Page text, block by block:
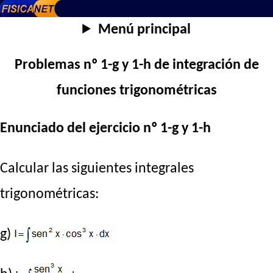
Menú principal
Problemas nº 1-g y 1-h de integración de
funciones trigonométricas
Enunciado del ejercicio nº 1-g y 1-h
Calcular las siguientes integrales
trigonométricas:
g)